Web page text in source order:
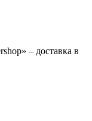
– доставка в